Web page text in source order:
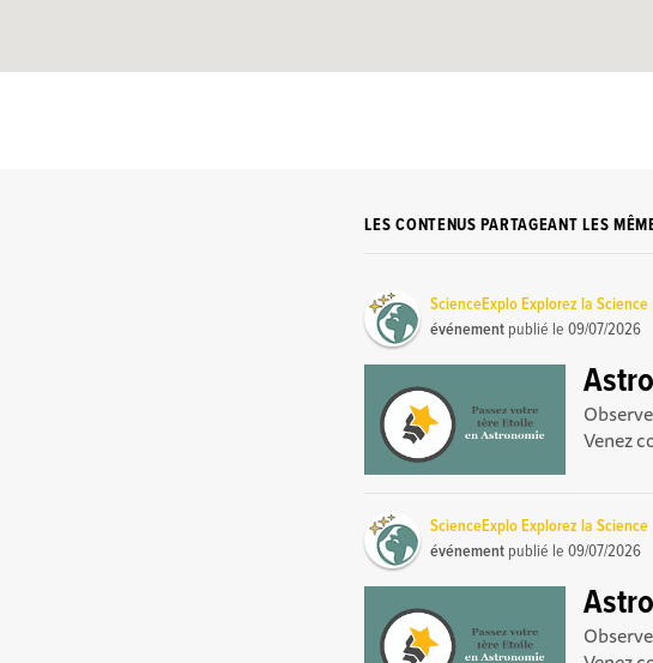
LES CONTENUS PARTAGEANT LES
ScienceExplo Explorez la Science
événement publié le09/07/2026
Venez
ScienceExplo Explorez la Science
événement publié le09/07/2026